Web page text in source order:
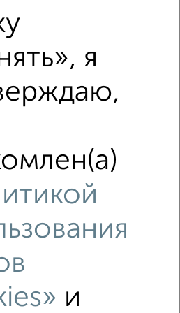
рядом
от
я
и